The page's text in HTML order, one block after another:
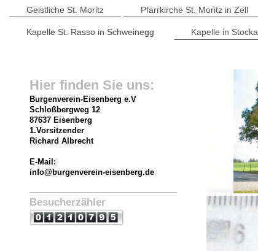
Geistliche St. Moritz Pfarrkirche St. Moritz in Zell
Kapelle St. Rasso in Schweinegg Kapelle in
Hier finden Sie uns:
Burgenverein-Eisenberg e.V
Schloßbergweg 12
87637 Eisenberg
1.Vorsitzender
Richard Albrecht
E-Mail:
info@burgenverein-eisenberg.de
Besucherzähler